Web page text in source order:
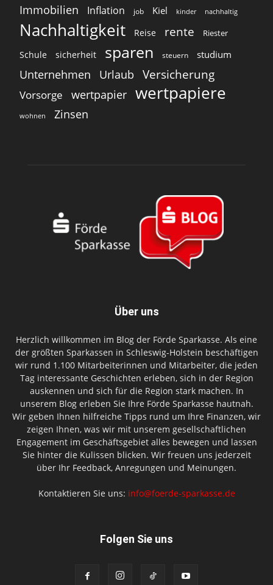
Immobilien Inflation job Kiel kinder nachhaltig
Nachhaltigkeit Reise rente Riester
Schule sicherheit sparen steuern studium
Unternehmen Urlaub Versicherung
Vorsorge wertpapier wertpapiere
wohnen Zinsen
Über uns
Herzlich willkommen im Blog der Förde Sparkasse. Als eine
der größten Sparkassen in Schleswig-Holstein beschäftigen
wir rund 1.100 Mitarbeiterinnen und Mitarbeiter, die jeden
Tag interessante Geschichten erleben, sich in der Region
auskennen und sich für die Region stark machen. In
unserem Blog erleben Sie Ihre Förde Sparkasse hautnah.
Wir geben Ihnen hilfreiche Tipps rund um Ihre Finanzen, wir
zeigen Ihnen, was wir mit unserem gesellschaftlichen
Engagement im Geschäftsgebiet alles bewegen und lassen
Sie hinter die Kulissen blicken. Wir freuen uns jederzeit
über Ihr Feedback, Anregungen und Meinungen.
Kontaktieren Sie uns: info@foerde-sparkasse.de
Folgen Sie uns